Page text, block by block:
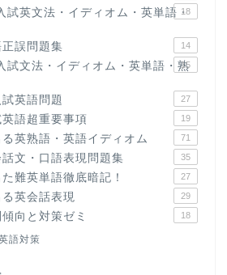
試英文法・イディオム・英単語・
18
誤問題集 14
試文法・イディオム・英単語・熟
15
英語問題 27
語超重要事項 19
英熟語・英語イディオム 71
文・口語表現問題集 35
難英単語徹底暗記！ 27
英会話表現 29
向と対策ゼミ 18
語対策